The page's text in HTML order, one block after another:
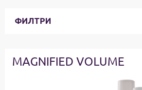
ФИЛТРИ
MAGNIFIED VOLUME